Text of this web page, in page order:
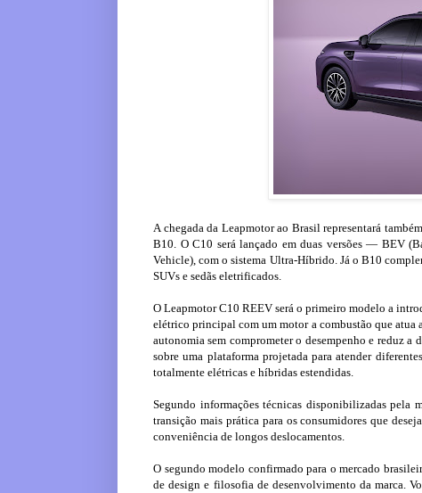
A chegada da Leapmotor ao Brasil representará
B10. O C10 será lançado em duas versões — BEV
Vehicle), com o sistema Ultra-Híbrido. Já o B10
SUVs e sedãs eletrificados.
O Leapmotor C10 REEV será o primeiro modelo a
elétrico principal com um motor a combustão que atua
autonomia sem comprometer o desempenho e reduz
sobre uma plataforma projetada para atender
totalmente elétricas e híbridas estendidas.
Segundo informações técnicas disponibilizadas pela
transição mais prática para os consumidores que
conveniência de longos deslocamentos.
O segundo modelo confirmado para o mercado
de design e filosofia de desenvolvimento da marca.